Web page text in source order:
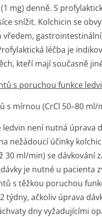
mg) denně. S
snížit. Kolchicin se
léčba je
kteří mají současně
s poruchou funkce
s mírnou (CrCl 50–80
není nutná úprava
nežádoucí účinky
30 ml/min) se dávkování
je nutné u pacienta
s těžkou poruchou
týdny, ačkoliv úprava
dny vyžadujícími